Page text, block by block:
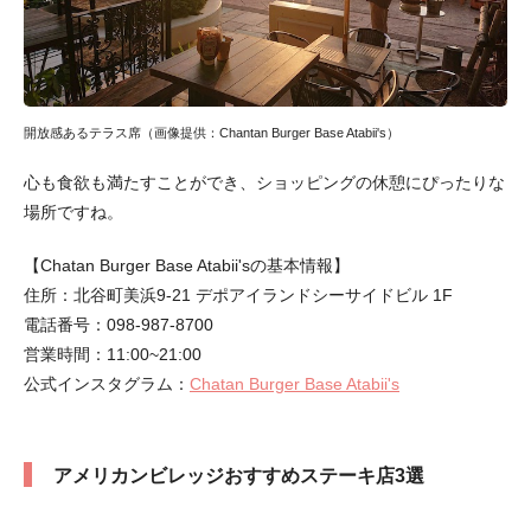
開放感あるテラス席（画像提供：Chantan Burger Base Atabii's）
心も食欲も満たすことができ、ショッピングの休憩にぴったりな
場所ですね。
【Chatan Burger Base Atabii'sの基本情報】
住所：北谷町美浜9-21 デポアイランドシーサイドビル 1F
電話番号：098-987-8700
営業時間：11:00~21:00
公式インスタグラム： Chatan Burger Base Atabii's
アメリカンビレッジおすすめステーキ店3選